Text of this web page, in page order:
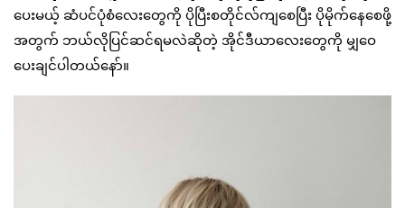
ပေးမယ့် ဆံပင်ပုံစံလေးတွေကို ပိုပြီးစတိုင်လ်ကျစေပြီး ပိုမိုက်နေစေဖို့
အတွက် ဘယ်လိုပြင်ဆင်ရမလဲဆိုတဲ့ အိုင်ဒီယာလေးတွေကို မျှဝေ
ပေးချင်ပါတယ်နော်။